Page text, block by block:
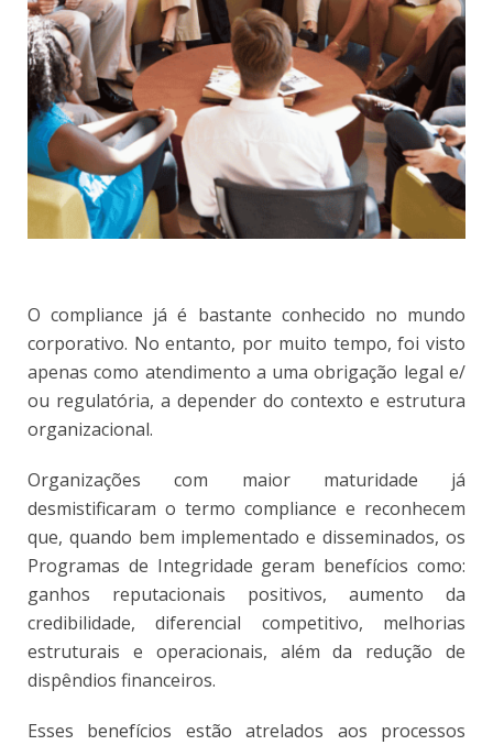
O compliance já é bastante conhecido no mundo
corporativo. No entanto, por muito tempo, foi visto
apenas como atendimento a uma obrigação legal e/
ou regulatória, a depender do contexto e estrutura
organizacional.
Organizações com maior maturidade já
desmistificaram o termo compliance e reconhecem
que, quando bem implementado e disseminados, os
Programas de Integridade geram benefícios como:
ganhos reputacionais positivos, aumento da
credibilidade, diferencial competitivo, melhorias
estruturais e operacionais, além da redução de
dispêndios financeiros.
Esses benefícios estão atrelados aos processos